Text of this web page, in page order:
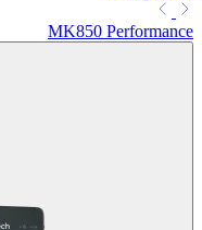
MK850 Performance